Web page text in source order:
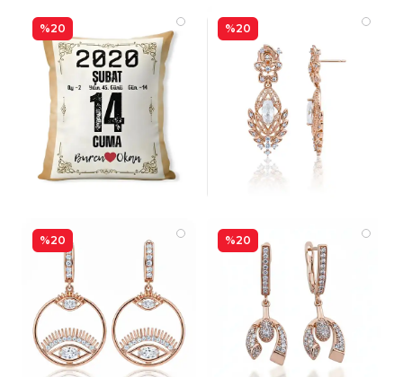
%20 %20
%20 %20